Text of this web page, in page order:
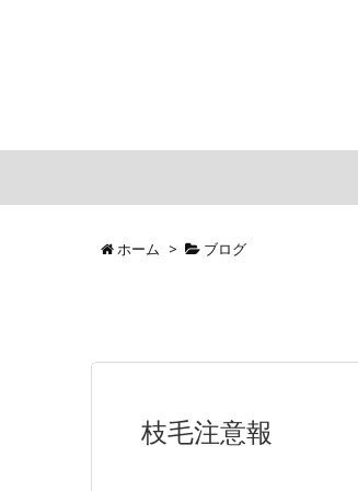
ホーム > ブログ
枝毛注意報